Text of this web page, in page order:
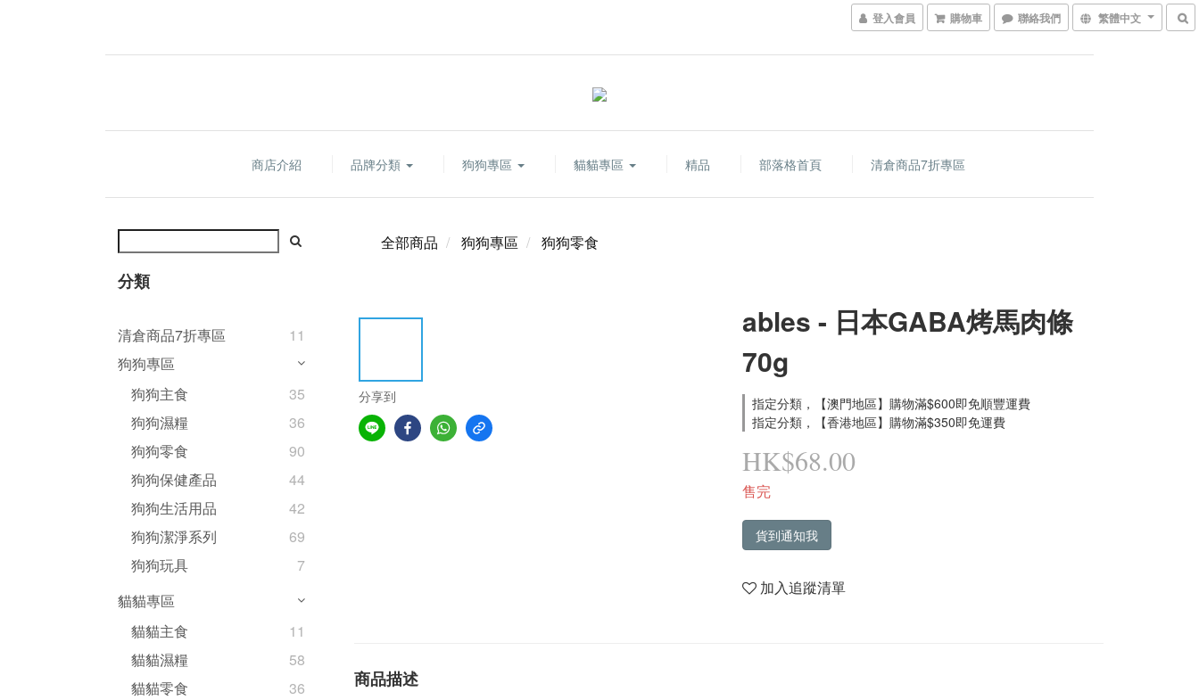
登入會員 購物車 聯絡我們 繁體中文
商店介紹 品牌分類 狗狗專區 貓貓專區 精品 部落格首頁 清倉商品7折專區
分類
清倉商品7折專區
11
狗狗專區
狗狗主食
35
狗狗濕糧
36
狗狗零食
90
狗狗保健產品
44
狗狗生活用品
42
狗狗潔淨系列
69
狗狗玩具
7
貓貓專區
貓貓主食
11
貓貓濕糧
58
貓貓零食
36
全部商品 狗狗專區 狗狗零食
分享到
ables - 日本GABA烤馬肉條
70g
指定分類，【澳門地區】購物滿$600即免順豐運費
指定分類，【香港地區】購物滿$350即免運費
HK$68.00
售完
貨到通知我
加入追蹤清單
商品描述